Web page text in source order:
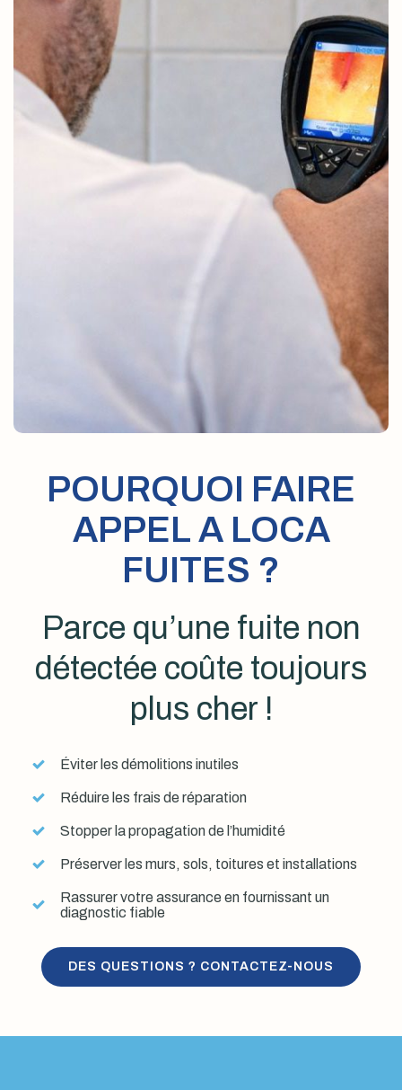
POURQUOI FAIRE
APPEL A LOCA
FUITES ?
Parce qu’une fuite non
détectée coûte toujours
plus cher !
Éviter les démolitions inutiles
Réduire les frais de réparation
Stopper la propagation de l’humidité
Préserver les murs, sols, toitures et installations
Rassurer votre assurance en fournissant un
diagnostic fiable
DES QUESTIONS ? CONTACTEZ-NOUS